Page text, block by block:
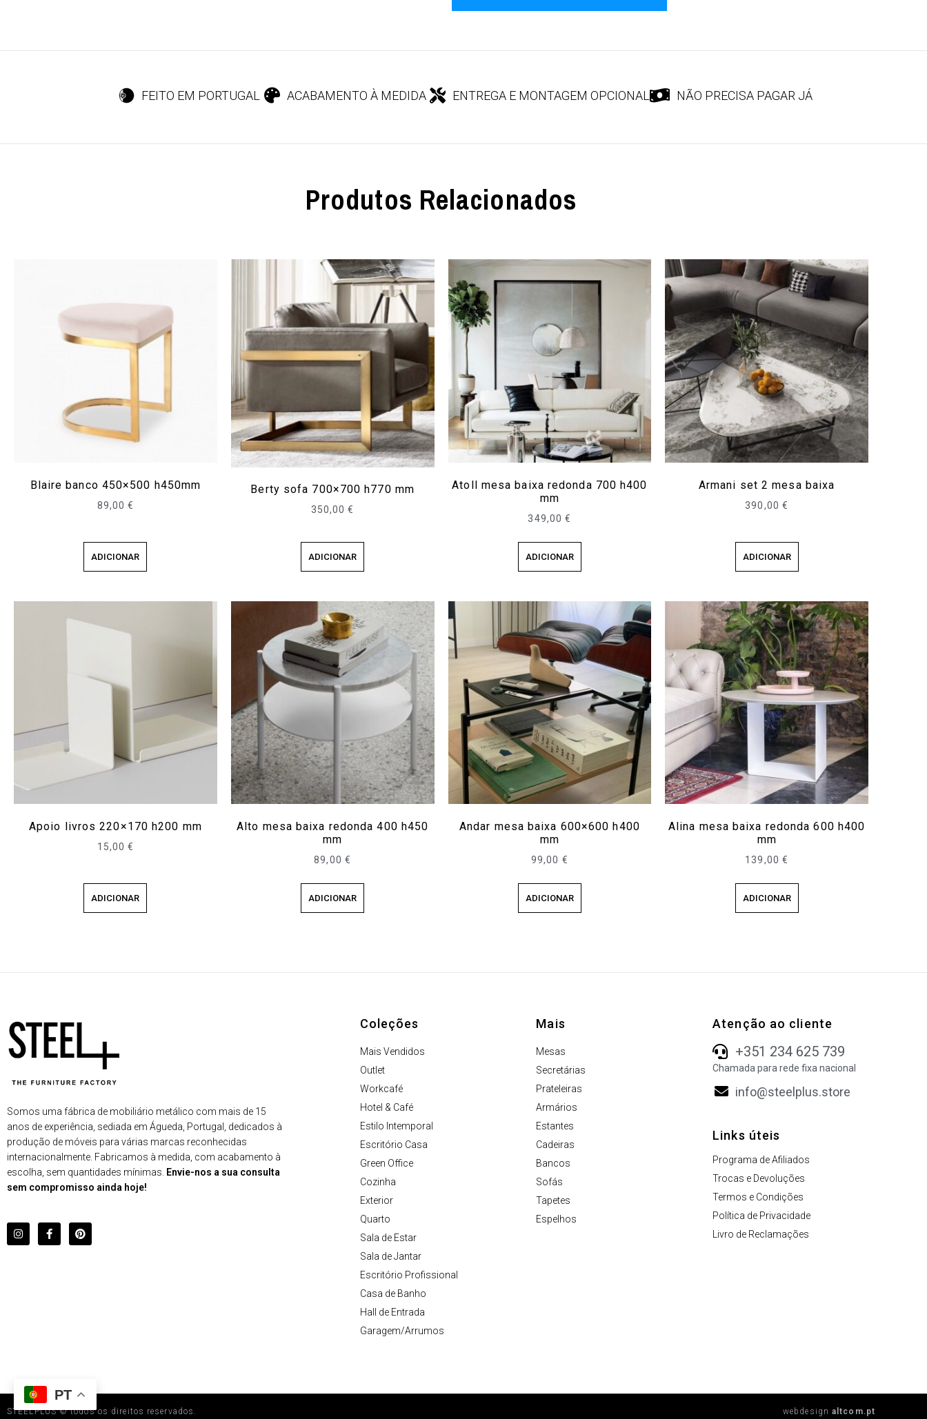
FEITO EM PORTUGAL ACABAMENTO À MEDIDA ENTREGA E MONTAGEM OPCIONAL NÃO PRECISA PAGAR JÁ
Produtos Relacionados
Blaire banco 450×500 h450mm
89,00€
ADICIONAR
Berty sofa 700×700 h770 mm
350,00€
ADICIONAR
Atoll mesa baixa redonda 700 h400
mm
349,00€
ADICIONAR
Armani set 2 mesa baixa
390,00 €
ADICIONAR
Apoio livros 220×170 h200 mm
15,00€
ADICIONAR
Alto mesa baixa redonda 400 h450
mm
89,00 €
ADICIONAR
Andar mesa baixa 600×600 h400
mm
99,00 €
ADICIONAR
Alina mesa baixa redonda 600 h400
mm
139,00 €
ADICIONAR
Somos uma fábrica de mobiliário metálico com mais de 15
anos de experiência, sediada em Águeda, Portugal, dedicados à
produção de móveis para várias marcas reconhecidas
internacionalmente. Fabricamos à medida, com acabamento à
escolha, sem quantidades mínimas. Envie-nos a sua consulta
sem compromisso ainda hoje!
Coleções
Mais Vendidos
Outlet
Workcafé
Hotel & Café
Estilo Intemporal
Escritório Casa
Green Office
Cozinha
Exterior
Quarto
Sala de Estar
Sala de Jantar
Escritório Profissional
Casa de Banho
Hall de Entrada
Garagem/Arrumos
Mais
Mesas
Secretárias
Prateleiras
Armários
Estantes
Cadeiras
Bancos
Sofás
Tapetes
Espelhos
Atenção ao cliente
+351 234 625 739
Chamada para rede fixa nacional
info@steelplus.store
Links úteis
Programa de Afiliados
Trocas e Devoluções
Termos e Condições
Política de Privacidade
Livro de Reclamações
STEELPLUS © todos os direitos reservados. webdesignaltcom.pt
PT